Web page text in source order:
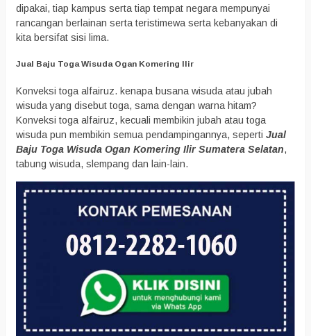
dipakai, tiap kampus serta tiap tempat negara mempunyai
rancangan berlainan serta teristimewa serta kebanyakan di
kita bersifat sisi lima.
Jual Baju Toga Wisuda Ogan Komering Ilir
Konveksi toga alfairuz. kenapa busana wisuda atau jubah
wisuda yang disebut toga, sama dengan warna hitam?
Konveksi toga alfairuz, kecuali membikin jubah atau toga
wisuda pun membikin semua pendampingannya, seperti Jual
Baju Toga Wisuda Ogan Komering Ilir Sumatera Selatan,
tabung wisuda, slempang dan lain-lain.